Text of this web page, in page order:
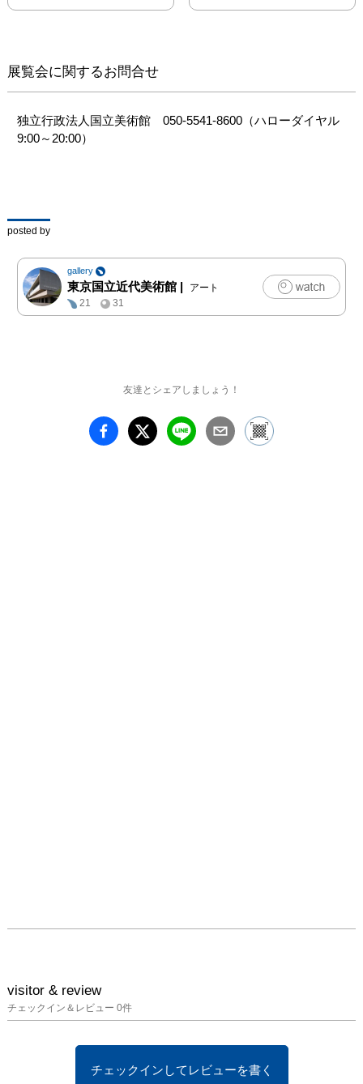
館、国立新美術館、東京
館、東京都現代美術館、
東京都渋谷公園通りギャ
展覧会に関するお問合せ
独立行政法人国立美術館　050-5541-8600（ハローダイヤル
9:00～20:00）
posted by
gallery
東京国立近代美術館 |
アート
21
31
友達とシェアしましょう！
visitor & review
チェックイン＆レビュー 0件
チェックインしてレビューを書く